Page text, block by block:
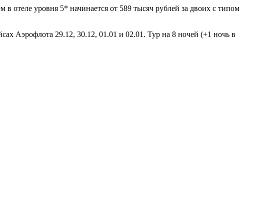
в отеле уровня 5* начинается от 589 тысяч рублей за двоих с типом
Аэрофлота 29.12, 30.12, 01.01 и 02.01. Тур на 8 ночей (+1 ночь в